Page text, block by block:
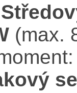
(max.